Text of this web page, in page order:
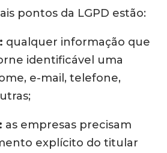
pontos da LGPD estão:
qualquer informação que
identificável uma
e-mail, telefone,
as empresas precisam
explícito do titular